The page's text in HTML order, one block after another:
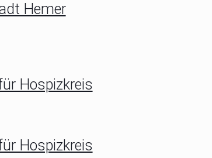
Hemer
Hospizkreis
Hospizkreis